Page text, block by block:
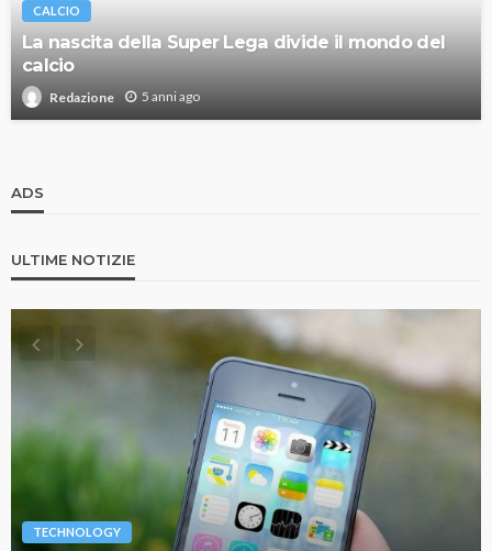
CALCIO
La nascita della Super Lega divide il mondo del
calcio
Redazione 5 anni ago
ADS
ULTIME NOTIZIE
TECHNOLOGY